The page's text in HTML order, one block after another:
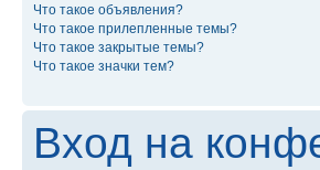
Что такое объявления?
Что такое прилепленные темы?
Что такое закрытые темы?
Что такое значки тем?
Вход на